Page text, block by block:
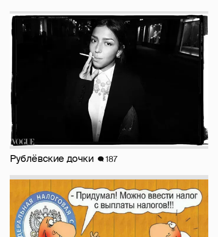
Рублёвские дочки 187
Зачем нам вообще платить налоги? (или:
как работают наши деньги, когда мы
заикаемся о защите прав)